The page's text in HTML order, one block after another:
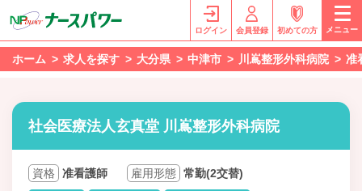
ログイン 会員登録 初めての方 メニュー
ホーム 求人を探す 大分県 中津市 川嶌整形外科病院 准
社会医療法人玄真堂 川嶌整形外科病院
資格 准看護師 雇用形態 常勤(2交替)